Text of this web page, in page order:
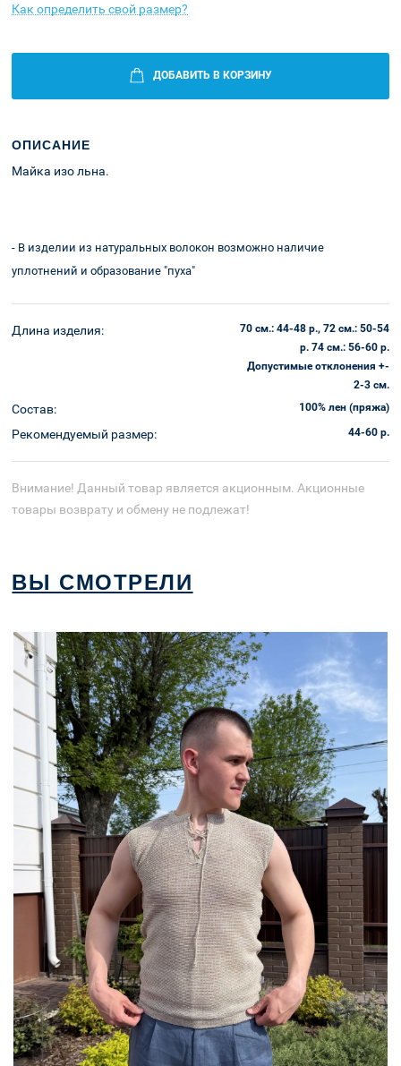
доставка
Как определить свой размер?
ДОБАВИТЬ В КОРЗИНУ
ОПИСАНИЕ
Майка изо льна.
- В изделии из натуральных волокон возможно наличие
уплотнений и образование "пуха"
Длина изделия:
70 см.: 44-48 р., 72 см.: 50-54
р. 74 см.: 56-60 р.
Допустимые отклонения +-
2-3 см.
Состав: 100% лен (пряжа)
Рекомендуемый размер: 44-60 р.
Внимание! Данный товар является акционным. Акционные
товары возврату и обмену не подлежат!
ВЫ СМОТРЕЛИ